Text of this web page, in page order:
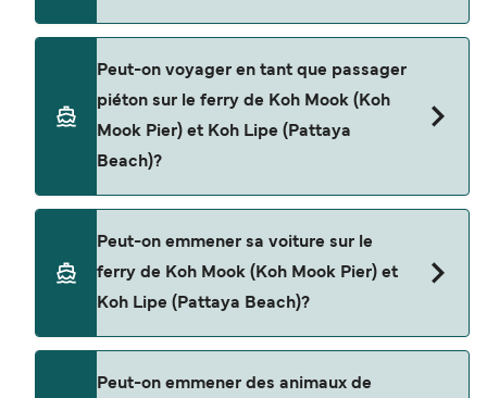
moteur de recherche et consultez notre page
d'offres pour consulter les dernières promotions
disponibles.
Peut-on voyager en tant que passager
piéton sur le ferry de Koh Mook (Koh
Mook Pier) et Koh Lipe (Pattaya
Beach)?
(Pattaya Beach) avec
Peut-on emmener sa voiture sur le
ferry de Koh Mook (Koh Mook Pier) et
Koh Lipe (Pattaya Beach)?
Peut-on emmener des animaux de